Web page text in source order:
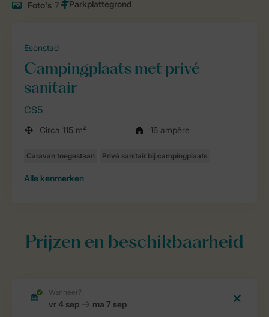
Foto's 7
Esonstad
Campingplaats met privé
sanitair
CS5
Circa 115 m² 16 ampère
Alle kenmerken
Prijzen en beschikbaarheid